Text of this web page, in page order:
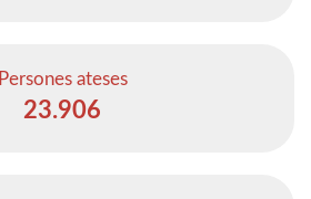
Persones ateses
23.906